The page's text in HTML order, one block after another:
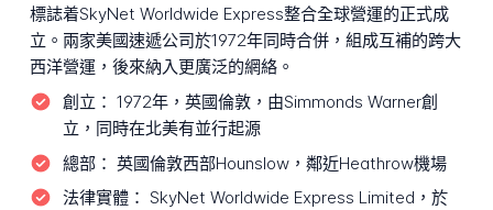
標誌着SkyNet Worldwide Express整合全球營運的正式成
立。兩家美國速遞公司於1972年同時合併，組成互補的跨大
西洋營運，後來納入更廣泛的網絡。
創立： 1972年，英國倫敦，由Simmonds Warner創
立，同時在北美有並行起源
總部： 英國倫敦西部Hounslow，鄰近Heathrow機場
法律實體： SkyNet Worldwide Express Limited，於